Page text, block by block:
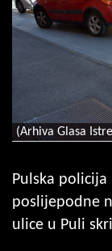
(Arhiva Glasa
Pulska
poslijepodne
ulice u Puli